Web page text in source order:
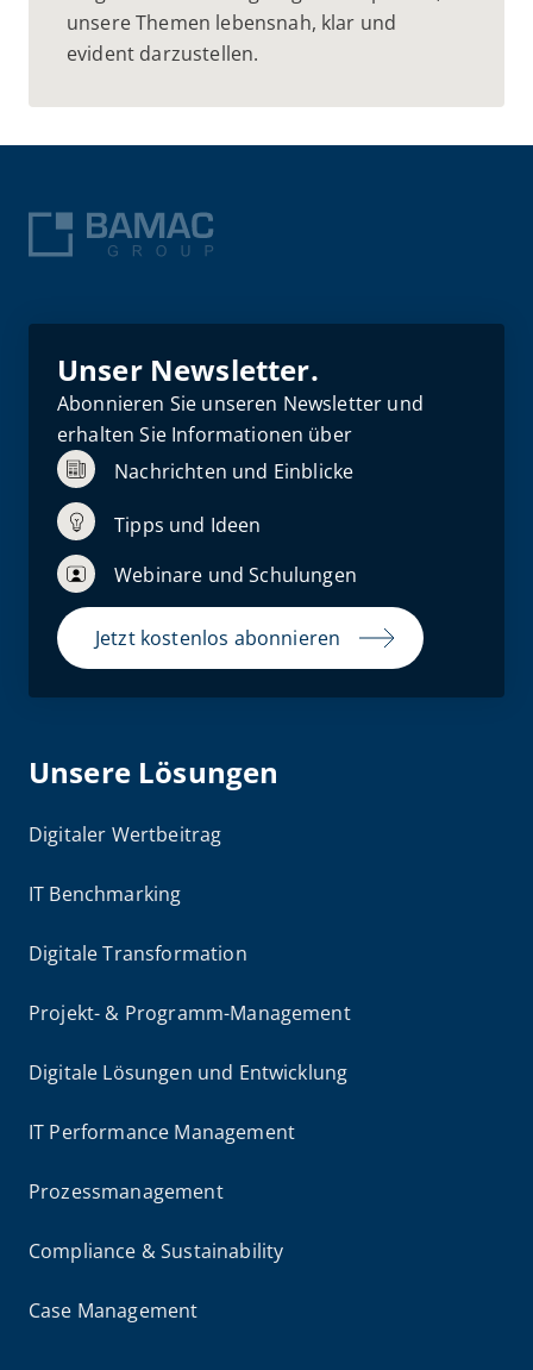
unsere Themen lebensnah, klar und
evident darzustellen.
Unser Newsletter.
Abonnieren Sie unseren Newsletter und
erhalten Sie Informationen über
Nachrichten und Einblicke
Tipps und Ideen
Webinare und Schulungen
Jetzt kostenlos abonnieren
Unsere Lösungen
Digitaler Wertbeitrag
IT Benchmarking
Digitale Transformation
Projekt- & Programm-Management
Digitale Lösungen und Entwicklung
IT Performance Management
Prozessmanagement
Compliance & Sustainability
Case Management